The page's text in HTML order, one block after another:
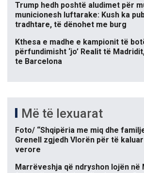
Trump hedh poshtë aludimet për
municionesh luftarake: Kush ka
tradhtare, të dënohet me burg
Kthesa e madhe e kampionit të
përfundimisht ‘jo’ Realit të
te Barcelona
Më të lexuarat
Foto/ “Shqipëria me miq dhe
Grenell zgjedh Vlorën për të
verore
Marrëveshja që ndryshon lojën në